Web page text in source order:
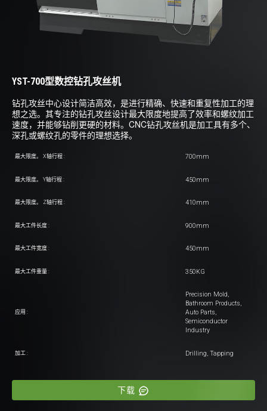
YST-700型数控钻孔攻丝机
钻孔攻丝中心设计简洁高效，是进行精确、快速和重复性加工的理
想之选。其专注的钻孔攻丝设计最大限度地提高了效率和螺纹加工
速度，并能够钻削更硬的材料。CNC钻孔攻丝机是加工具有多个、
深孔或螺纹孔的零件的理想选择。
最大限度。 X轴行程 : 700mm
最大限度。 Y轴行程 : 450mm
最大限度。 Z轴行程 : 410mm
最大工件长度 : 900mm
最大工件宽度 : 450mm
最大工件重量 : 350KG
应用 :
Precision Mold,
Bathroom Products,
Auto Parts,
Semiconductor
Industry
加工 : Drilling, Tapping
下载